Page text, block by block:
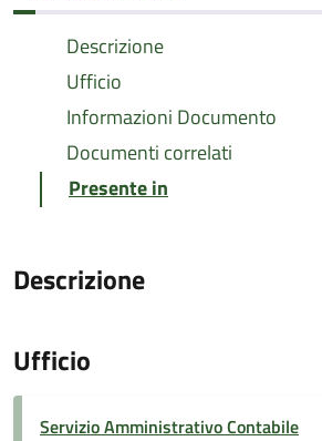
Descrizione
Ufficio
Informazioni Documento
Documenti correlati
Presente in
Descrizione
Ufficio
Servizio Amministrativo Contabile